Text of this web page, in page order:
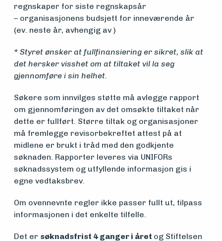
Vern,
vedlikehold
og drift
foreningen
Aktuelt
Arrangementer
regnskaper for siste regnskapsår
– organisasjonens budsjett for inneværende år
(ev. neste år, avhengig av )
* Styret ønsker at fullfinansiering er sikret, slik at
det hersker visshet om at tiltaket vil la seg
gjennomføre i sin helhet.
Søkere som innvilges støtte må avlegge rapport
om gjennomføringen av det omsøkte tiltaket når
dette er fullført. Større tiltak og organisasjoner
må fremlegge revisorbekreftet attest på at
midlene er brukt i tråd med den godkjente
søknaden. Rapporter leveres via UNIFORs
søknadssystem og utfyllende informasjon gis i
egne vedtaksbrev.
Om ovennevnte regler ikke passer fullt ut, tilpass
informasjonen i det enkelte tilfelle.
Det er søknadsfrist 4 ganger i året og Stiftelsen